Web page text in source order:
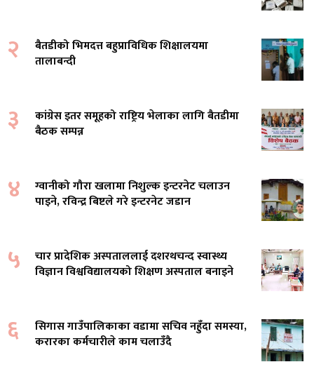
२
बैतडीको भिमदत्त बहुप्राविधिक शिक्षालयमा
तालाबन्दी
३
कांग्रेस इतर समूहको राष्ट्रिय भेलाका लागि बैतडीमा
बैठक सम्पन्न
४
ग्वानीको गौरा खलामा निशुल्क इन्टरनेट चलाउन
पाइने, रविन्द्र बिष्टले गरे इन्टरनेट जडान
५
चार प्रादेशिक अस्पताललाई दशरथचन्द स्वास्थ्य
विज्ञान विश्वविद्यालयको शिक्षण अस्पताल बनाइने
६
सिगास गाउँपालिकाका वडामा सचिव नहुँदा समस्या,
करारका कर्मचारीले काम चलाउँदै